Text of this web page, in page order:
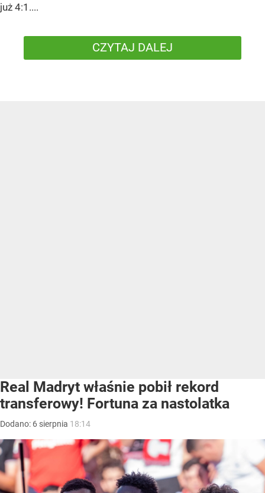
już 4:1....
CZYTAJ DALEJ
Real Madryt właśnie pobił rekord
transferowy! Fortuna za nastolatka
Dodano: 6 sierpnia 18:14